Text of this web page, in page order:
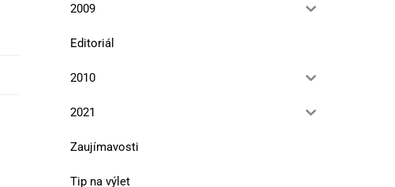
2009
Editoriál
2010
2021
Zaujímavosti
Tip na výlet